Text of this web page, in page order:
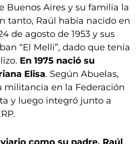
Buenos Aires y su familia la
tanto, Raúl había nacido en
de agosto de 1953 y sus
“El Melli”, dado que tenía
En 1975 nació su
Elisa. Según Abuelas,
militancia en la Federación
y luego integró junto a